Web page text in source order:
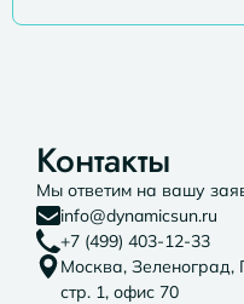
Контакты
Мы ответим на вашу
info@dynamicsun.ru
+7 (499) 403-12-33
Москва, Зеленоград,
стр. 1, офис 70